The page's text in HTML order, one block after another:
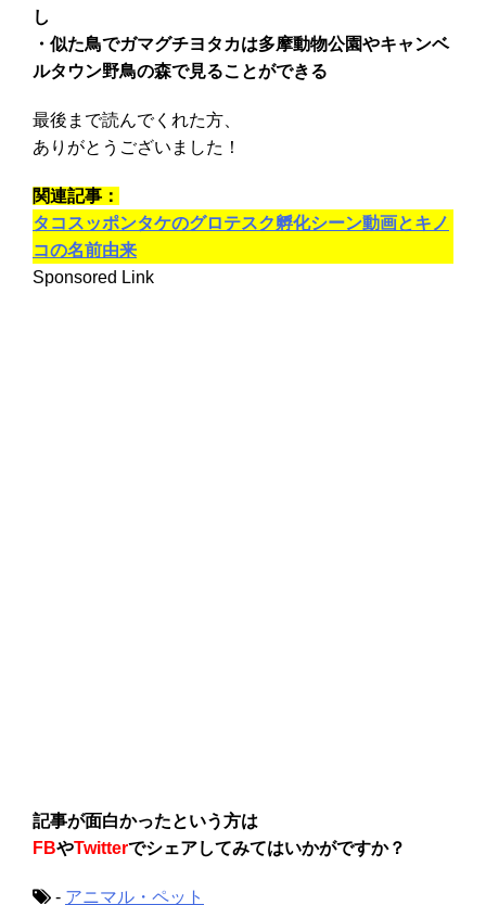
し
・似た鳥でガマグチヨタカは多摩動物公園やキャンベ
ルタウン野鳥の森で見ることができる
最後まで読んでくれた方、
ありがとうございました！
関連記事：
タコスッポンタケのグロテスク孵化シーン動画とキノ
コの名前由来
Sponsored Link
記事が面白かったという方は
FBやTwitterでシェアしてみてはいかがですか？
- アニマル・ペット